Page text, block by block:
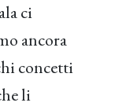
ci
ancora
concetti
li